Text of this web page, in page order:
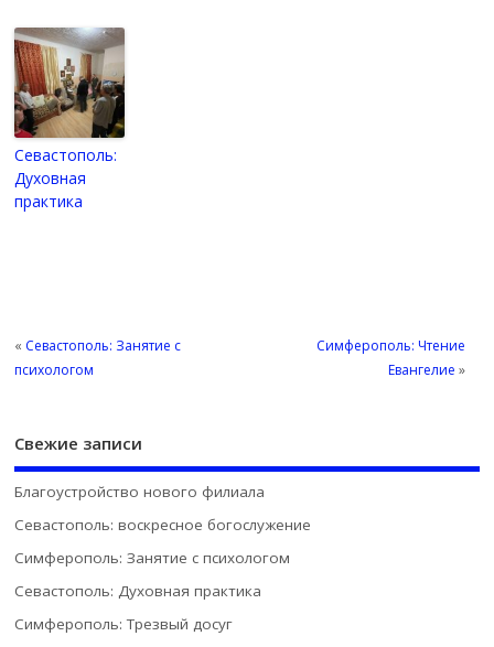
Севастополь:
Духовная
практика
« Севастополь: Занятие с
психологом
Симферополь: Чтение
Евангелие »
Свежие записи
Благоустройство нового филиала
Севастополь: воскресное богослужение
Симферополь: Занятие с психологом
Севастополь: Духовная практика
Симферополь: Трезвый досуг